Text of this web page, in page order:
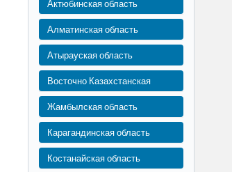
Актюбинская область
Алматинская область
Атырауская область
Восточно Казахстанская
Жамбылская область
Карагандинская область
Костанайская область